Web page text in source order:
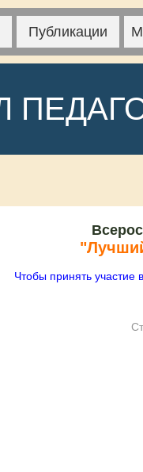
Публикации
Чтобы принять